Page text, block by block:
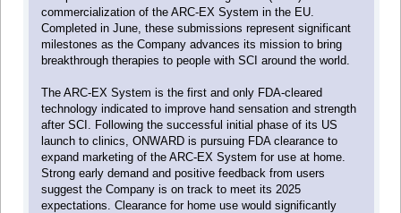
commercialization of the ARC-EX System in the EU.
Completed in June, these submissions represent significant
milestones as the Company advances its mission to bring
breakthrough therapies to people with SCI around the world.
The ARC-EX System is the first and only FDA-cleared
technology indicated to improve hand sensation and strength
after SCI. Following the successful initial phase of its US
launch to clinics, ONWARD is pursuing FDA clearance to
expand marketing of the ARC-EX System for use at home.
Strong early demand and positive feedback from users
suggest the Company is on track to meet its 2025
expectations. Clearance for home use would significantly